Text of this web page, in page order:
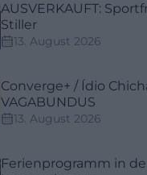
AUSVERKAUFT:
Stiller
13. August 2026
Converge+ / Ídio
VAGABUNDUS
13. August 2026
Ferienprogramm in